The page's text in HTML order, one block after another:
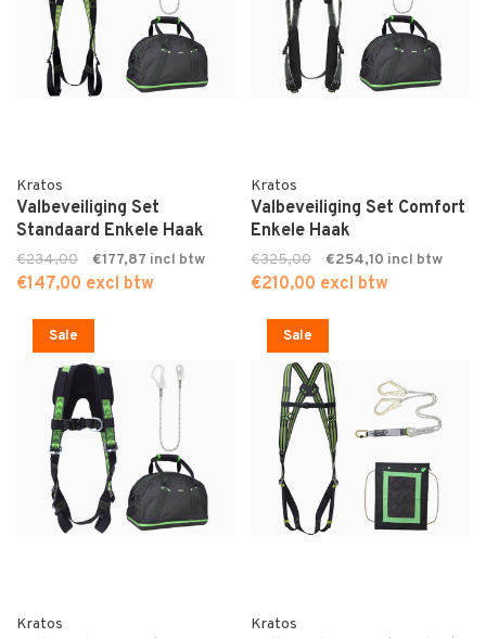
Kratos
Valbeveiliging Set
Standaard Enkele Haak
€234,00 €177,87
€147,00 excl btw
Kratos
Valbeveiliging Set Comfort
Enkele Haak
€325,00 €254,10
€210,00 excl btw
Sale
Kratos
Sale
Kratos